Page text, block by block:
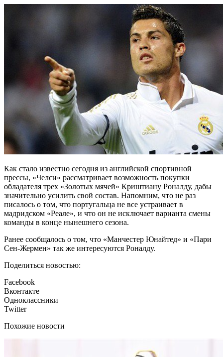
Как стало известно сегодня из английской спортивной
прессы, «Челси» рассматривает возможность покупки
обладателя трех «Золотых мячей» Криштиану Роналду, дабы
значительно усилить свой состав. Напомним, что не раз
писалось о том, что португальца не все устраивает в
мадридском «Реале», и что он не исключает варианта смены
команды в конце нынешнего сезона.
Ранее сообщалось о том, что «Манчестер Юнайтед» и «Пари
Сен-Жермен» так же интересуются Роналду.
Поделиться новостью:
Facebook
Вконтакте
Одноклассники
Twitter
Похожие новости